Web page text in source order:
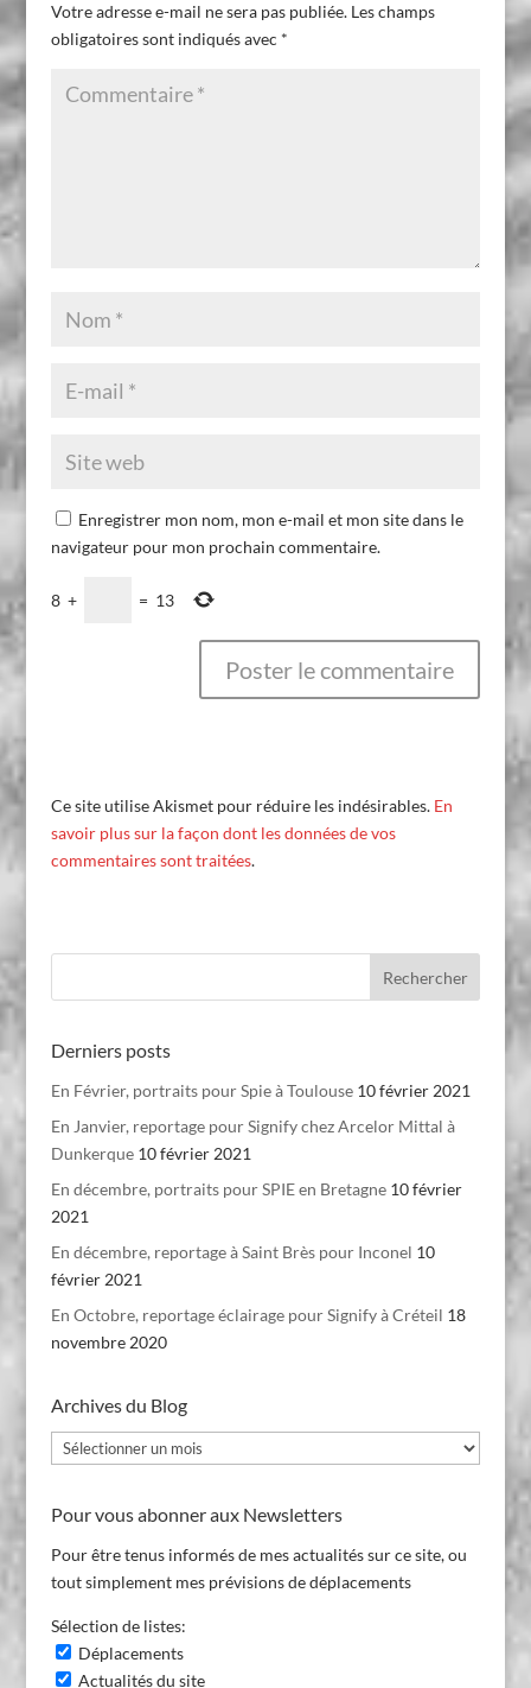
Votre adresse e-mail ne sera pas publiée. Les champs
obligatoires sont indiqués avec *
Enregistrer mon nom, mon e-mail et mon site dans le
navigateur pour mon prochain commentaire.
8 + = 13
Ce site utilise Akismet pour réduire les indésirables. En
savoir plus sur la façon dont les données de vos
commentaires sont traitées.
Derniers posts
En Février, portraits pour Spie à Toulouse 10 février 2021
En Janvier, reportage pour Signify chez Arcelor Mittal à
Dunkerque 10 février 2021
En décembre, portraits pour SPIE en Bretagne 10 février
2021
En décembre, reportage à Saint Brès pour Inconel 10
février 2021
En Octobre, reportage éclairage pour Signify à Créteil 18
novembre 2020
Archives du Blog
Archives
du
Pour vous abonner aux Newsletters
Pour être tenus informés de mes actualités sur ce site, ou
tout simplement mes prévisions de déplacements
Sélection de listes:
Déplacements
Actualités du site